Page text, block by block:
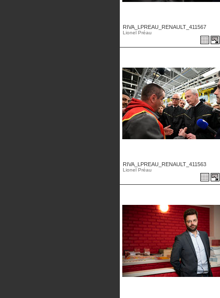
RIVA_LPREAU_RENAULT_411567
Lionel Préau
RIVA_LPREAU_RENAULT_411563
Lionel Préau